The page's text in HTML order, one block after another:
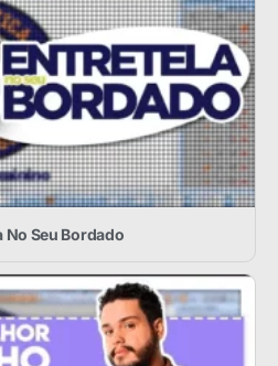
No Seu Bordado